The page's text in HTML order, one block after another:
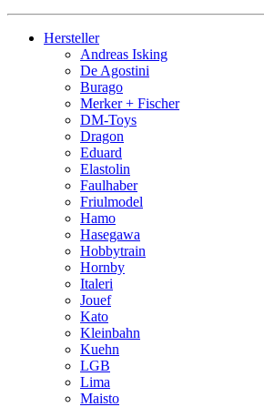
Hersteller
Andreas Isking
De Agostini
Burago
Merker + Fischer
DM-Toys
Dragon
Eduard
Elastolin
Faulhaber
Friulmodel
Hamo
Hasegawa
Hobbytrain
Hornby
Italeri
Jouef
Kato
Kleinbahn
Kuehn
LGB
Lima
Maisto